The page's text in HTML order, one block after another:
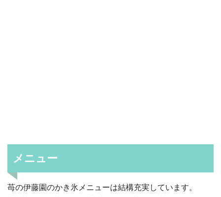
メニュー
苺の伊藤園のかき氷メニューは結構充実しています。